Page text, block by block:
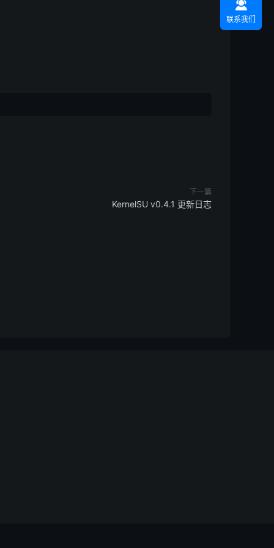
下一篇
KernelSU v0.4.1 更新日志

联系我们